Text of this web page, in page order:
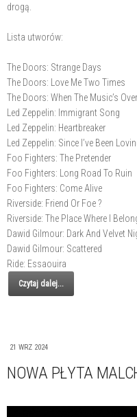
drogą.
Lista utworów:
The Doors: Strange Days
The Doors: Love Me Two Times
The Doors: When The Music’s Over
Led Zeppelin: Immigrant Song
Led Zeppelin: Heartbreaker
Led Zeppelin: Since I’ve Been
Foo Fighters: The Pretender
Foo Fighters: Long Road To Ruin
Foo Fighters: Come Alive
Riverside: Friend Or Foe ?
Riverside: The Place Where I
Dawid Gilmour: Dark And Velvet
Dawid Gilmour: Scattered
Ride: Essaouira
Czytaj dalej...
21 WRZ 2024
NOWA PŁYTA